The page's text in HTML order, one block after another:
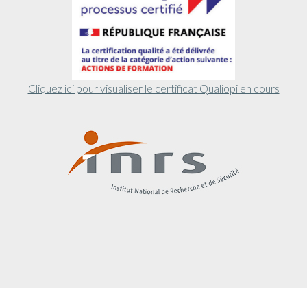
Cliquez ici pour visualiser le certificat Qualiopi en cours